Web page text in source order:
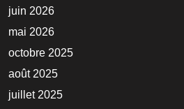
juin 2026
mai 2026
octobre 2025
août 2025
juillet 2025